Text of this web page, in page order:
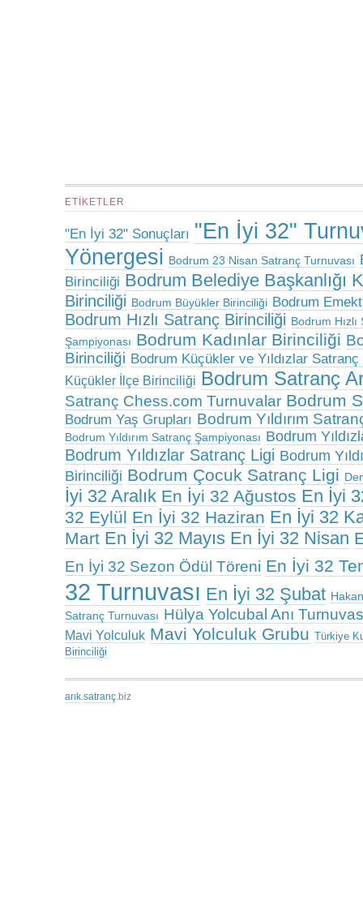
ETIKETLER
"En İyi 32" Sonuçları "En İyi 32"
Yönergesi Bodrum 23 Nisan Satranç Turnuvası
Birinciliği Bodrum Belediye Başkanlığı
Birinciliği Bodrum Büyükler Birinciliği Bodrum
Bodrum Hızlı Satranç Birinciliği Bodrum Hızlı
Şampiyonası Bodrum Kadınlar Birinciliği
Birinciliği Bodrum Küçükler ve Yıldızlar
Küçükler İlçe Birinciliği Bodrum Satranç
Satranç Chess.com Turnuvalar Bodrum
Bodrum Yaş Grupları Bodrum Yıldırım
Bodrum Yıldırım Satranç Şampiyonası Bodrum
Bodrum Yıldızlar Satranç Ligi Bodrum
Birinciliği Bodrum Çocuk Satranç Ligi
İyi 32 Aralık En İyi 32 Ağustos En İyi
32 Eylül En İyi 32 Haziran En İyi 32
Mart En İyi 32 Mayıs En İyi 32 Nisan
En İyi 32 Sezon Ödül Töreni En İyi 32
32 Turnuvası En İyi 32 Şubat
Satranç Turnuvası Hülya Yolcubal Anı
Mavi Yolculuk Mavi Yolculuk Grubu Türkiye
Birinciliği
arık.satranç.biz